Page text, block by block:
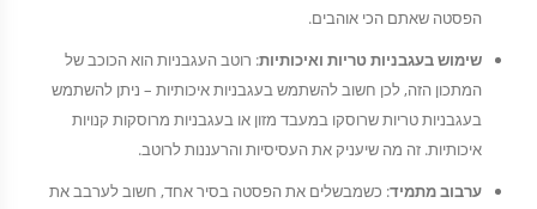
הפסטה שאתם הכי אוהבים.
שימוש בעגבניות טריות ואיכותיות: רוטב העגבניות הוא הכוכב של
המתכון הזה, לכן חשוב להשתמש בעגבניות איכותיות – ניתן להשתמש
בעגבניות טריות שרוסקו במעבד מזון או בעגבניות מרוסקות קנויות
איכותיות. זה מה שיעניק את העסיסיות והרעננות לרוטב.
ערבוב מתמיד: כשמבשלים את הפסטה בסיר אחד, חשוב לערבב את